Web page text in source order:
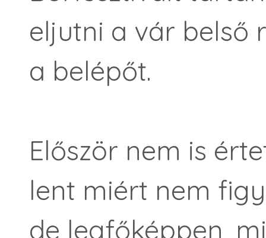
eljutni a vár belső
a belépőt.
Először nem is
lent miért nem
de legfőképpen,